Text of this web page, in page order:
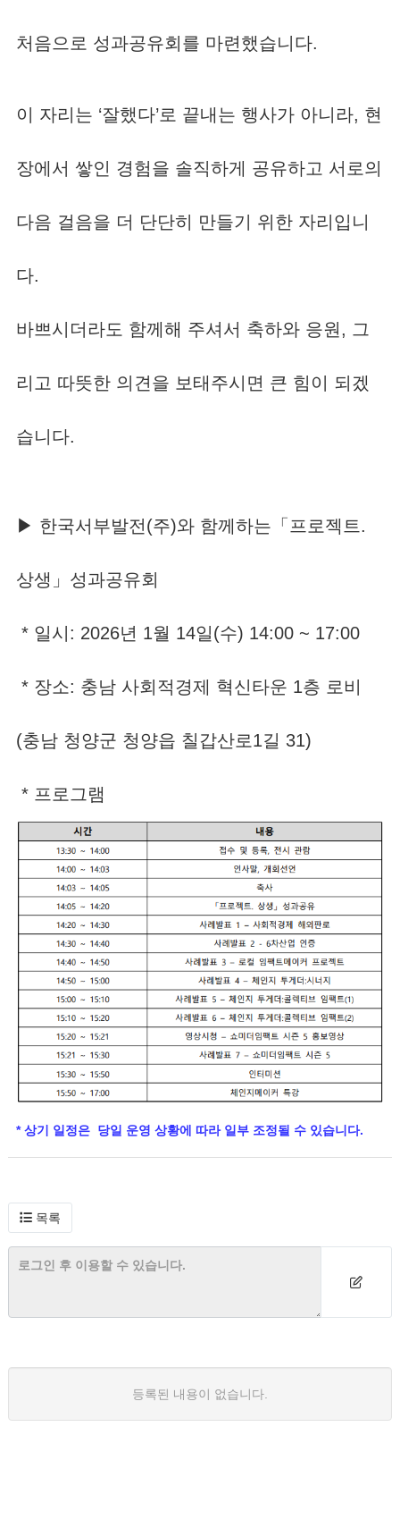
처음으로 성과공유회를 마련했습니다.
이 자리는 ‘잘했다’로 끝내는 행사가 아니라, 현
장에서 쌓인 경험을 솔직하게 공유하고 서로의
다음 걸음을 더 단단히 만들기 위한 자리입니
다.
바쁘시더라도 함께해 주셔서 축하와 응원, 그
리고 따뜻한 의견을 보태주시면 큰 힘이 되겠
습니다.
▶ 한국서부발전(주)와 함께하는「프로젝트.
상생」성과공유회
* 일시: 2026년 1월 14일(수) 14:00 ~ 17:00
* 장소: 충남 사회적경제 혁신타운 1층 로비
(충남 청양군 청양읍 칠갑산로1길 31)
* 프로그램
* 상기 일정은 당일 운영 상황에 따라 일부 조정될 수 있습니다.
목록
등록된 내용이 없습니다.